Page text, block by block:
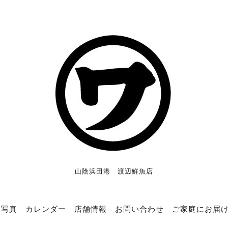
山陰浜田港 渡辺鮮魚店
写真 カレンダー 店舗情報 お問い合わせ ご家庭にお届け